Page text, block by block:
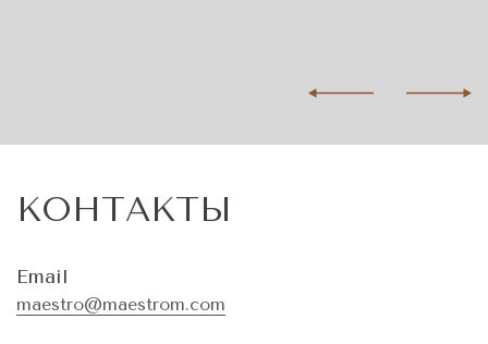
КОНТАКТЫ
Email
maestro@maestrom.com